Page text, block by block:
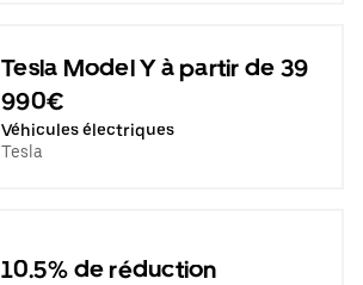
Tesla Model Y à partir de 39
990€
Véhicules électriques
Tesla
10.5% de réduction